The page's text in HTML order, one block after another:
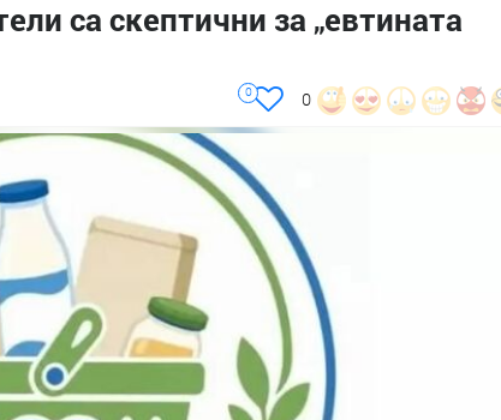
са скептични за „евтината
0
0